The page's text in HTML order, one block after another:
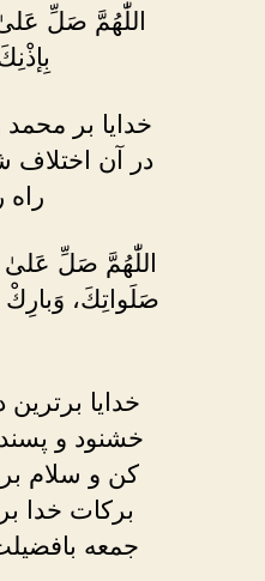
اللّٰهُمَّ صَلِّ
خدایا بر
در آن اختلاف
اللّٰهُمَّ صَلِّ عَلىٰ
صَلَواتِكَ،
خدایا
خشنود و
کن و سلام
برکات خدا
جمعه